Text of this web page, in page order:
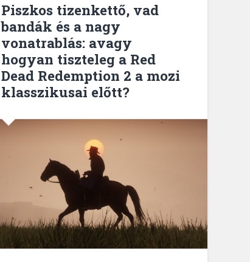
Piszkos tizenkettő, vad
bandák és a nagy
vonatrablás: avagy
hogyan tiszteleg a Red
Dead Redemption 2 a mozi
klasszikusai előtt?